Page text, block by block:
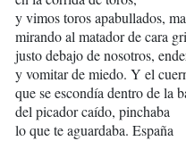
y vimos toros apabullados,
mirando al matador de cara
justo debajo de nosotros,
y vomitar de miedo. Y el
que se escondía dentro de la
del picador caído, pinchaba
lo que te aguardaba. España